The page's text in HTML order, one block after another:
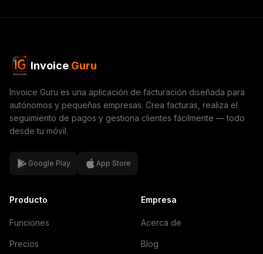
Invoice Guru
Invoice Guru es una aplicación de facturación diseñada para
autónomos y pequeñas empresas. Crea facturas, realiza el
seguimiento de pagos y gestiona clientes fácilmente — todo
desde tu móvil.
Google Play App Store
Producto
Funciones
Precios
Empresa
Acerca de
Blog